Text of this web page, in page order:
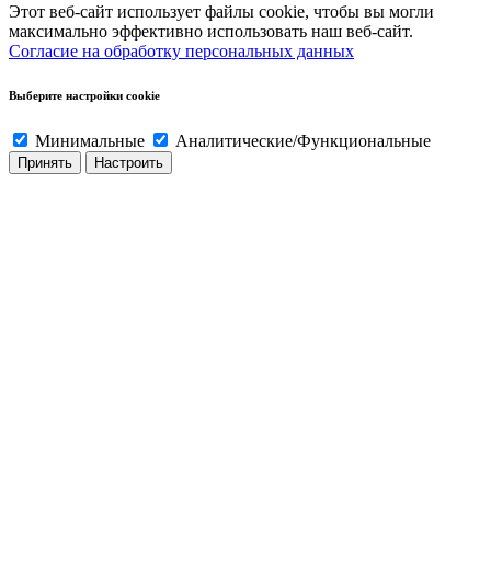
Этот веб-сайт использует файлы cookie, чтобы вы могли
максимально эффективно использовать наш веб-сайт.
Согласие на обработку персональных данных
Выберите настройки cookie
Минимальные Аналитические/Функциональные
Принять Настроить